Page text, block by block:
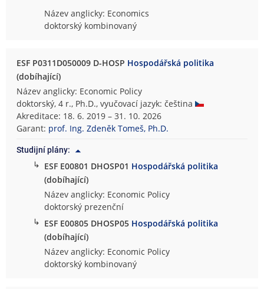
Název anglicky: Economics
doktorský kombinovaný
ESF P0311D050009 D-HOSP Hospodářská politika
(dobíhající)
Název anglicky: Economic Policy
doktorský, 4 r., Ph.D., vyučovací jazyk: čeština
Akreditace: 18. 6. 2019 – 31. 10. 2026
Garant: prof. Ing. Zdeněk Tomeš, Ph.D.
Studijní plány:
↳ ESF E00801 DHOSP01 Hospodářská politika
(dobíhající)
Název anglicky: Economic Policy
doktorský prezenční
↳ ESF E00805 DHOSP05 Hospodářská politika
(dobíhající)
Název anglicky: Economic Policy
doktorský kombinovaný